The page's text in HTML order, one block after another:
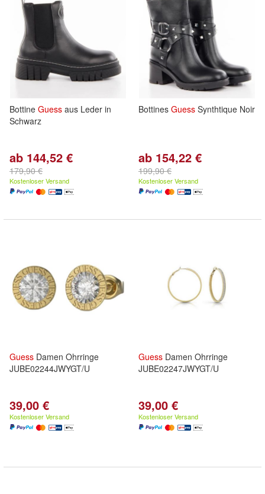
Bottine Guess aus Leder in
Schwarz
ab 144,52 €
179,90 €
Kostenloser Versand
Bottines Guess Synthtique Noir
ab 154,22 €
199,90 €
Kostenloser Versand
Guess Damen Ohrringe
JUBE02244JWYGT/U
39,00 €
Kostenloser Versand
Guess Damen Ohrringe
JUBE02247JWYGT/U
39,00 €
Kostenloser Versand